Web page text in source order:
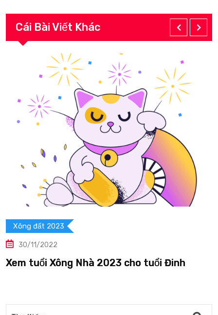
Cái Bài Viết Khác
Nhà 2023 cho tuổi Đinh Xem tuổi